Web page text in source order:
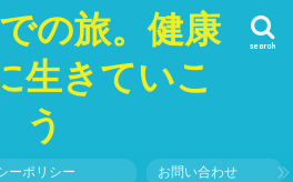
の旅。健康
生きていこ
う
search
ーポリシー お問い合わせ